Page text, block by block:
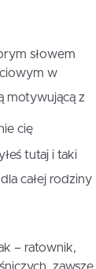
słowem
w
motywującą z
cię
tutaj i taki
całej rodziny
– ratownik,